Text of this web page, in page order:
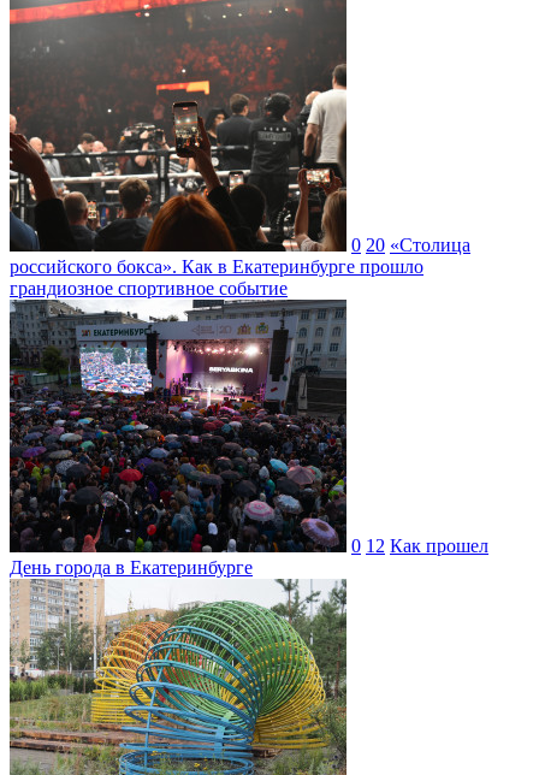
0 20 «Столица
российского бокса». Как в Екатеринбурге прошло
грандиозное спортивное событие
0 12 Как прошел
День города в Екатеринбурге